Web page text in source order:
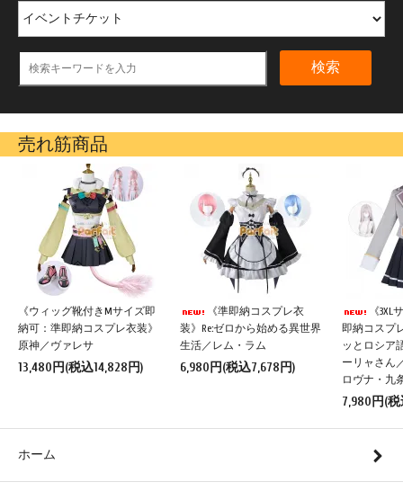
検索
売れ筋商品
《ウィッグ靴付きMサイズ即
納可：準即納コスプレ衣装》
原神／ヴァレサ
13,480円(税込14,828円)
《準即納コスプレ衣
装》Re:ゼロから始める異世界
生活／レム・ラム
6,980円(税込7,678円)
《
即納コスプ
ッとロシア
ーリャさん
ロヴナ・九
7,980円(
ホーム